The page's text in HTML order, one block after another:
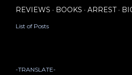
REVIEWS BOOKS ARREST
List of Posts
-TRANSLATE-